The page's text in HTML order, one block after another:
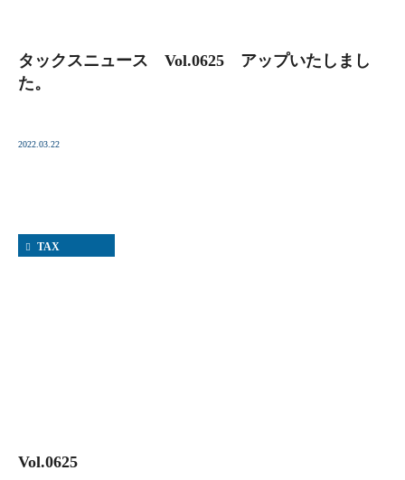
タックスニュース Vol.0625 アップいたしまし
た。
2022.03.22
TAX
Vol.0625